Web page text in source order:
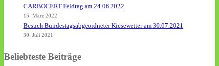
CARBOCERT Feldtag am 24.06.2022
15. März 2022
Besuch Bundestagsabgeordneter Kiesewetter am 30.07.2021
30. Juli 2021
Beliebteste Beiträge